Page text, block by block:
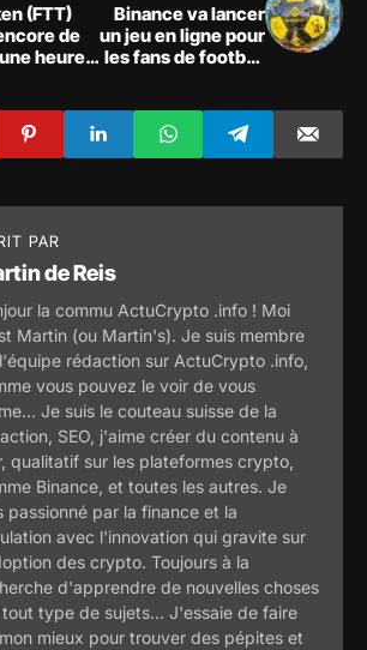
(FTT)
de
heure
Binance va lancer
un jeu en ligne pour
les fans de football
récompenses !
PAR
de Reis
la commu ActuCrypto .info ! Moi
Martin (ou Martin's). Je suis membre
rédaction sur ActuCrypto .info,
vous pouvez le voir de vous
Je suis le couteau suisse de la
SEO, j'aime créer du contenu à
qualitatif sur les plateformes crypto,
Binance, et toutes les autres. Je
passionné par la finance et la
avec l'innovation qui gravite sur
des crypto. Toujours à la
d'apprendre de nouvelles choses
tout type de sujets... J'essaie de faire
mieux pour trouver des pépites et